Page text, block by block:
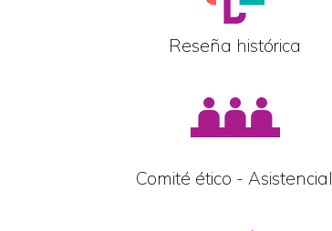
Reseña histórica
Comité ético - Asistencial